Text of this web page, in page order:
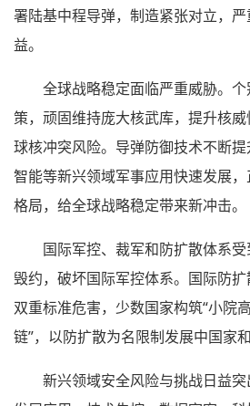
署陆基中程导弹，制造紧张对立，
益。
全球战略稳定面临严重威胁。
策，顽固维持庞大核武库，提升核
球核冲突风险。导弹防御技术不断
智能等新兴领域军事应用快速发展
格局，给全球战略稳定带来新冲击。
国际军控、裁军和防扩散体系
毁约，破坏国际军控体系。国际防
双重标准危害，少数国家构筑“小院
链”，以防扩散为名限制发展中国家
新兴领域安全风险与挑战日益